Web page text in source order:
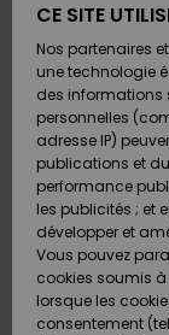
FEMME
SURF
SNOW
OUTLET
AIDE &
CONTACT
CE SITE
Nos partenaires
une technologie
des informations
personnelles
adresse IP)
publications et
performance
les publicités ; et
développer et
Vous pouvez
cookies soumis
lorsque les
consentement